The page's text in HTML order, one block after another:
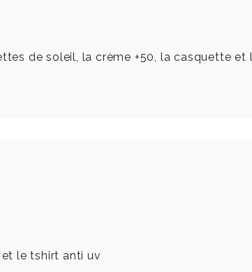
de soleil, la crème +50, la casquette
le tshirt anti uv